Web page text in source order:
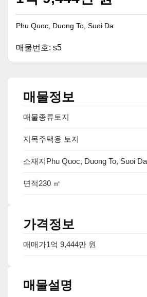
Phu Quoc, Duong To, Suoi Da
매물번호: s5
매물정보
매물종류토지
지목주택용 토지
소재지Phu Quoc, Duong To, Suoi Da
면적230 ㎡
가격정보
매매가1억 9,444만 원
매물설명